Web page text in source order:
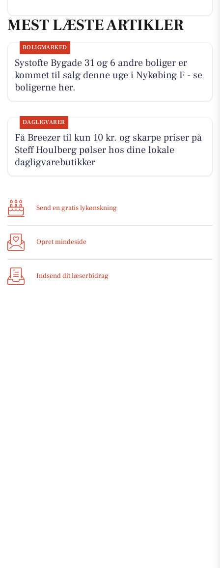
MEST LÆSTE ARTIKLER
BOLIGMARKED
Systofte Bygade 31 og 6 andre boliger er
kommet til salg denne uge i Nykøbing F - se
boligerne her.
DAGLIGVARER
Få Breezer til kun 10 kr. og skarpe priser på
Steff Houlberg pølser hos dine lokale
dagligvarebutikker
Send en gratis lykønskning
Opret mindeside
Indsend dit læserbidrag